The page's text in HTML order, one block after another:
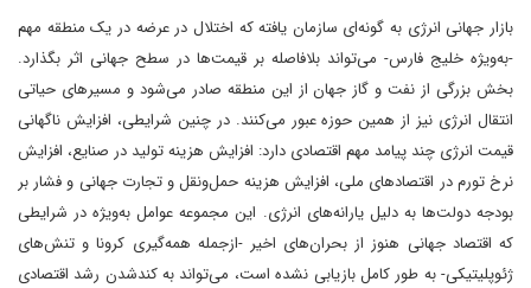
بازار جهانی انرژی به‌ گونه‌ای سازمان ‌یافته که اختلال در عرضه در یک منطقه مهم
-به‌ویژه خلیج فارس- می‌تواند بلافاصله بر قیمت‌ها در سطح جهانی اثر بگذارد.
بخش بزرگی از نفت و گاز جهان از این منطقه صادر می‌شود و مسیرهای حیاتی
انتقال انرژی نیز از همین حوزه عبور می‌کنند. در چنین شرایطی، افزایش ناگهانی
قیمت انرژی چند پیامد مهم اقتصادی دارد: افزایش هزینه تولید در صنایع، افزایش
نرخ تورم در اقتصادهای ملی، افزایش هزینه حمل‌ونقل و تجارت جهانی و فشار بر
بودجه دولت‌ها به دلیل یارانه‌های انرژی. این مجموعه عوامل به‌ویژه در شرایطی
که اقتصاد جهانی هنوز از بحران‌های اخیر -از‌جمله همه‌گیری کرونا و تنش‌های
ژئوپلیتیکی- به طور کامل بازیابی نشده است، می‌تواند به کندشدن رشد اقتصادی